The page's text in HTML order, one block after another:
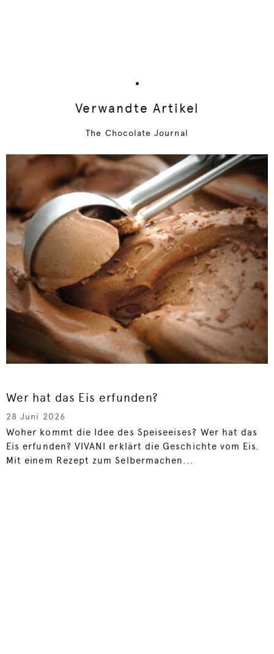
Verwandte Artikel
The Chocolate Journal
Wer hat das Eis erfunden?
28 Juni 2026
Woher kommt die Idee des Speiseeises? Wer hat das
Eis erfunden? VIVANI erklärt die Geschichte vom Eis.
Mit einem Rezept zum Selbermachen...